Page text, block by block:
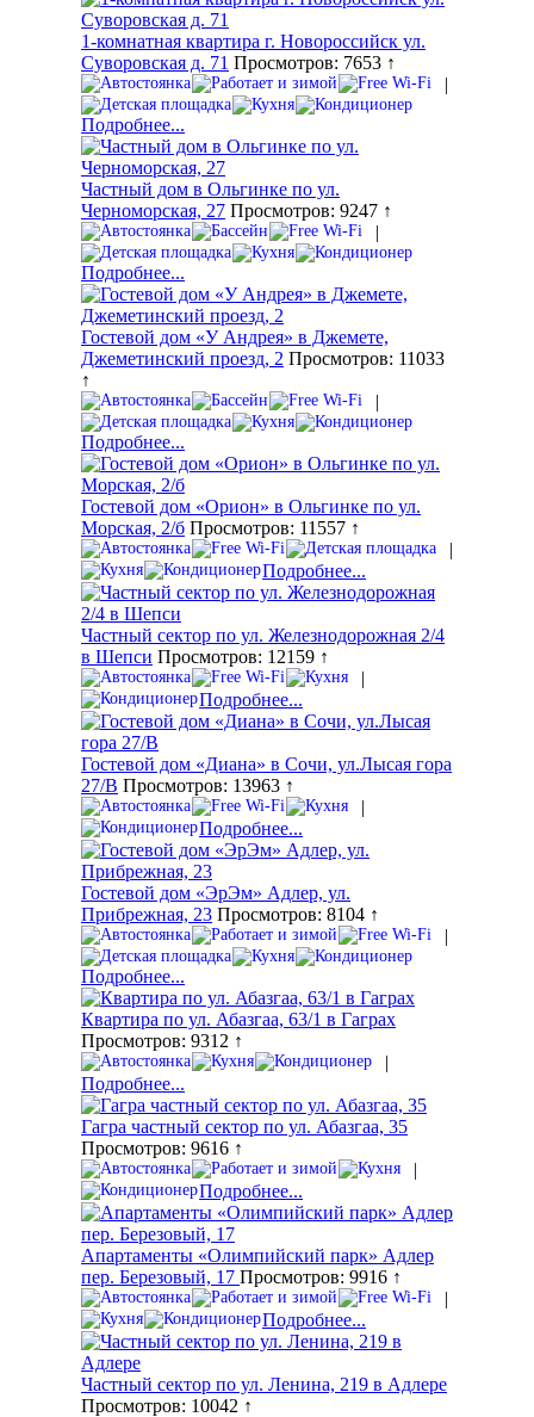
1-комнатная квартира г. Новороссийск ул.
Суворовская д. 71 Просмотров: 7653 ↑
|
Подробнее...
Частный дом в Ольгинке по ул.
Черноморская, 27 Просмотров: 9247 ↑
|
Подробнее...
Гостевой дом «У Андрея» в Джемете,
Джеметинский проезд, 2 Просмотров: 11033
↑
|
Подробнее...
Гостевой дом «Орион» в Ольгинке по ул.
Морская, 2/б Просмотров: 11557 ↑
|
Подробнее...
Частный сектор по ул. Железнодорожная 2/4
в Шепси Просмотров: 12159 ↑
|
Подробнее...
Гостевой дом «Диана» в Сочи, ул.Лысая гора
27/В Просмотров: 13963 ↑
|
Подробнее...
Гостевой дом «ЭрЭм» Адлер, ул.
Прибрежная, 23 Просмотров: 8104 ↑
|
Подробнее...
Квартира по ул. Абазгаа, 63/1 в Гаграх
Просмотров: 9312 ↑
|
Подробнее...
Гагра частный сектор по ул. Абазгаа, 35
Просмотров: 9616 ↑
|
Подробнее...
Апартаменты «Олимпийский парк» Адлер
пер. Березовый, 17 Просмотров: 9916 ↑
|
Подробнее...
Частный сектор по ул. Ленина, 219 в Адлере
Просмотров: 10042 ↑